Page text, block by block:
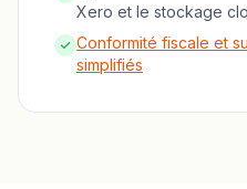
Xero et le stockage
Conformité fiscale et
simplifiés